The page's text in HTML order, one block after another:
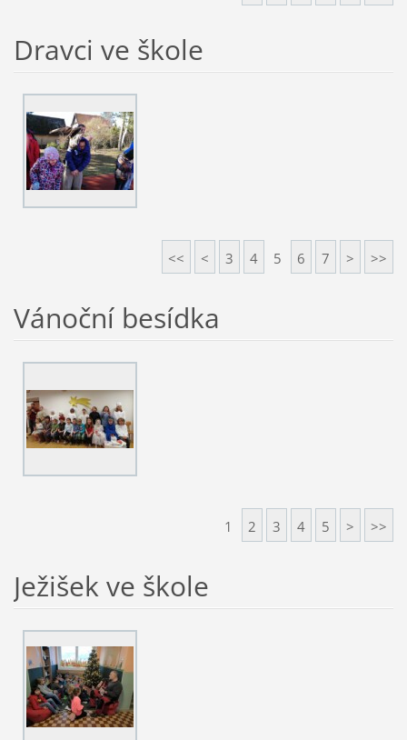
Dravci ve škole
<< < 3 4 5 6 7 > >>
Vánoční besídka
1 2 3 4 5 > >>
Ježišek ve škole